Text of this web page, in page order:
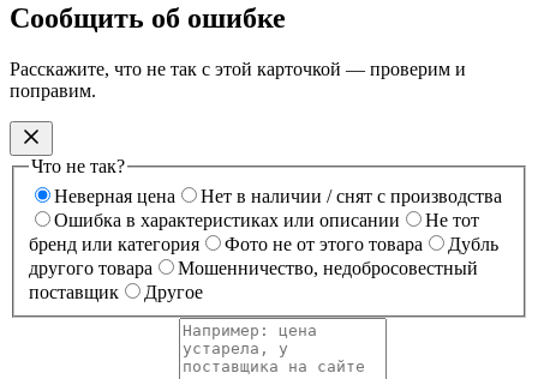
Сообщить об ошибке
Расскажите, что не так с этой карточкой — проверим и
поправим.
Что не так?
Неверная цена
Нет в наличии / снят с производства
Ошибка в характеристиках или описании
Не тот
бренд или категория
Фото не от этого товара
Дубль
другого товара
Мошенничество, недобросовестный
поставщик
Другое